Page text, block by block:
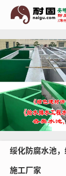
绥化防腐水池
施工厂家